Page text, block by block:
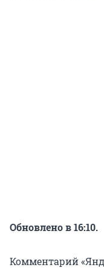
Обновлено в 16:10.
Комментарий